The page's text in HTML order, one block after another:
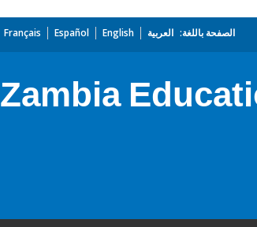
الصفحة باللغة: العربية English
Español
Français
Zambia